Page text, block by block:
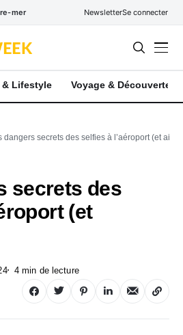
mer NewsletterSe connecter
Lifestyle Voyage & Découverte
dangers secrets des selfies à l’aéroport (et
secrets des
(et
4 min de lecture